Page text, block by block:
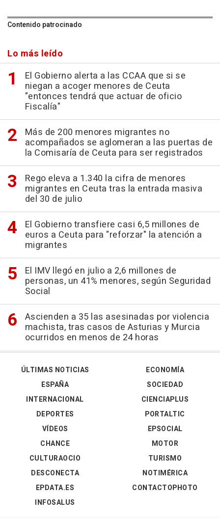
Contenido patrocinado
Lo más leído
El Gobierno alerta a las CCAA que si se
niegan a acoger menores de Ceuta
"entonces tendrá que actuar de oficio
Fiscalía"
Más de 200 menores migrantes no
acompañados se aglomeran a las puertas de
la Comisaría de Ceuta para ser registrados
Rego eleva a 1.340 la cifra de menores
migrantes en Ceuta tras la entrada masiva
del 30 de julio
El Gobierno transfiere casi 6,5 millones de
euros a Ceuta para "reforzar" la atención a
migrantes
El IMV llegó en julio a 2,6 millones de
personas, un 41% menores, según Seguridad
Social
Ascienden a 35 las asesinadas por violencia
machista, tras casos de Asturias y Murcia
ocurridos en menos de 24 horas
ÚLTIMAS NOTICIAS
ESPAÑA
INTERNACIONAL
DEPORTES
VÍDEOS
ECONOMÍA
SOCIEDAD
CIENCIAPLUS
PORTALTIC
EPSOCIAL
CHANCE
CULTURAOCIO
DESCONECTA
EPDATA.ES
INFOSALUS
MOTOR
TURISMO
NOTIMÉRICA
CONTACTOPHOTO